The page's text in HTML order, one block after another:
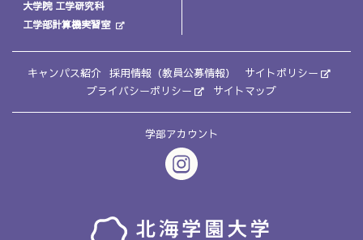
大学院 工学研究科
工学部計算機実習室
キャンパス紹介 採用情報（教員公募情報）
サイトポリシー
プライバシーポリシー
サイトマップ
学部アカウント